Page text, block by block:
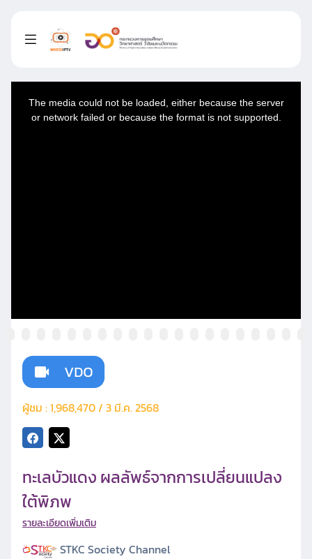
The media could not be loaded, either because the server
or network failed or because the format is not supported.
ผู้ชม : 1,968,470 / 3 มี.ค. 2568
ทะเลบัวแดง ผลลัพธ์จากการเปลี่ยนแปลง
ใต้พิภพ
รายละเอียดเพิ่มเติม
STKC Society Channel